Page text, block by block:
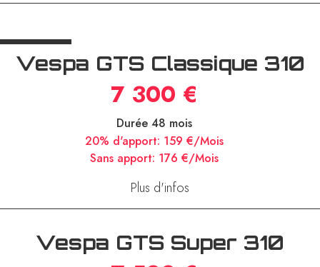
Vespa GTS Classique 310
7 300 €
Durée 48 mois
20% d'apport:159 €/Mois
Sans apport:176 €/Mois